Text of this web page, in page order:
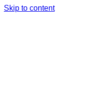
Skip to content